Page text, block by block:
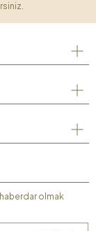
olmak